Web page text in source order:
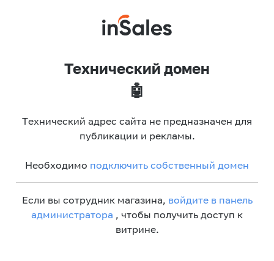
Технический домен
🤖
Технический адрес сайта не предназначен для
публикации и рекламы.
Необходимо подключить собственный домен
Если вы сотрудник магазина, войдите в панель
администратора , чтобы получить доступ к
витрине.